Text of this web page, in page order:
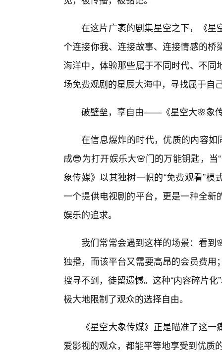
在这片广袤的剧集星空之下，《星
个连接你我、连接故事、连接情感的
海洋中，体验那些属于不同时代、不
场免费观剧的星辰大海中，寻找属于自
破壁垒，享自由——《星空大🌸象
在信息爆炸的时代，优质的内容如
成😎为打开娱乐大🌸门的万能钥匙，
象传媒》以其独树一帜的“免费观看”
一个提供电视剧的平台，更是一种全
娱乐的追求。
我们常常会遇到这样的场景：看
独播，而该平台又需要高昂的会员费
搜寻不到，徒留遗憾。这种“内容碎片
极大地限制了观众的选择自由。
《星空大象传媒》正是瞄准了这
爱影视的观众，都能平等地享受到优质